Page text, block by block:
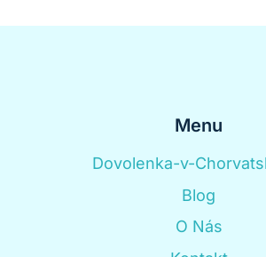
Menu
Dovolenka-v-
Blog
O Nás